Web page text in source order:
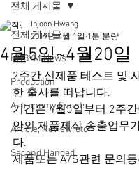
전체 게시물
HOBYM News
Production
Astronomy Events
Article, Review, etc
Second Handed
전체 게시물
4월5일~4월20일
Injoon Hwang
2019년 4월 1일 1분 분량
2주간 신제품 테스트 및
한 출사를 떠납니다.
기간은 4월5일부터 2주
안의 제품제작 송출업무
다.
제품또는 A/S관련 문의